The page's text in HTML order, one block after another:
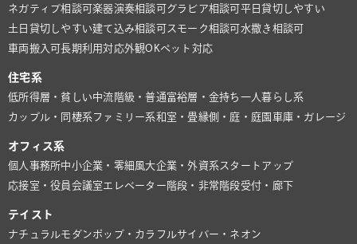
ネガティブ相談可楽器演奏相談可 グラビア相談可 平日貸切しやすい
土日貸切しやすい建て込み相談可 スモーク相談可 水撒き相談可
車両搬入可長期利用対応外観OKペット対応
住宅系
低所得層・貧しい中流階級・普通富裕層・金持ち 一人暮らし系
カップル・同棲系ファミリー系和室・畳縁側・庭・庭園 車庫・ガレージ
オフィス系
個人事務所中小企業・零細風大企業・外資系スタートアップ
応接室・役員会議室 エレベーター 階段・非常階段受付・廊下
テイスト
ナチュラルモダンポップ・カラフルサイバー・ネオン